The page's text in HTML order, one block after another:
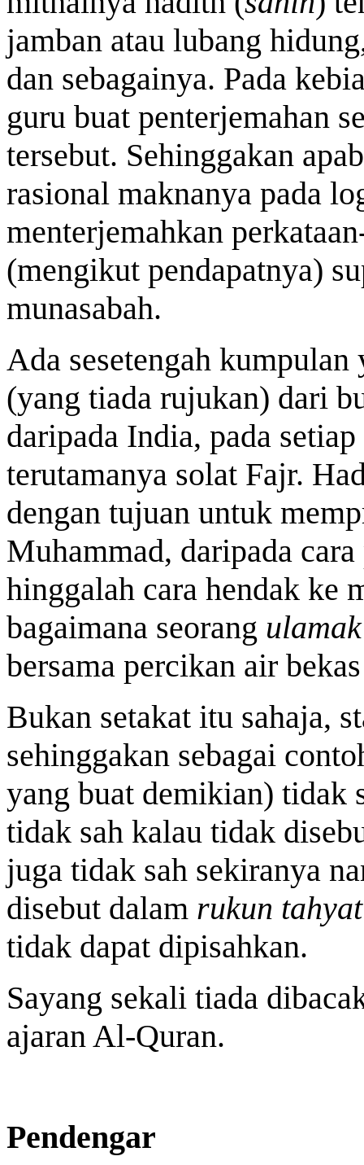
jamban atau lubang
dan sebagainya. Pada
guru buat penterjemahan
tersebut. Sehinggakan
rasional maknanya pada
menterjemahkan
(mengikut pendapatnya)
munasabah.
Ada sesetengah
(yang tiada rujukan) dari
daripada India, pada
terutamanya solat Fajr.
dengan tujuan untuk
Muhammad, daripada
hinggalah cara hendak ke
bagaimana seorang ulamak
bersama percikan air
Bukan setakat itu sahaja,
sehinggakan sebagai
yang buat demikian) tidak
tidak sah kalau tidak
juga tidak sah sekiranya
disebut dalam rukun tahyat
tidak dapat dipisahkan.
Sayang sekali tiada
ajaran Al-Quran.
Pendengar